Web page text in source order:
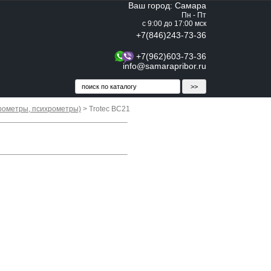
Ваш город: Самара
Пн - Пт
с 9:00 до 17:00 мск
+7(846)243-73-36
+7(962)603-73-36
info@samarapribor.ru
психрометры) > Trotec BC21